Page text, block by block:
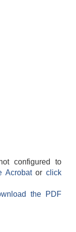
configured to
Acrobatorclick
the PDF